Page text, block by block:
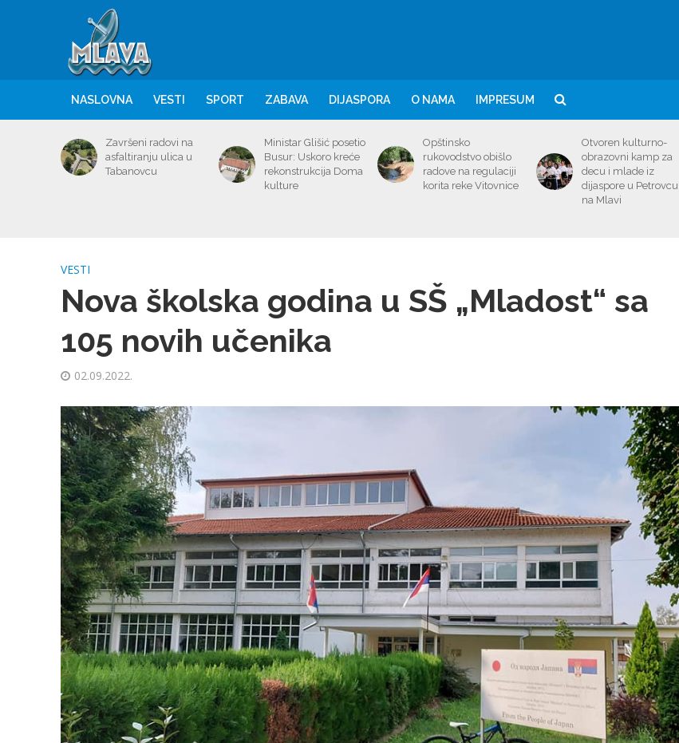
NASLOVNA VESTI SPORT ZABAVA DIJASPORA O NAMA IMPRESUM
Završeni radovi na
asfaltiranju ulica u
Tabanovcu
Ministar Glišić posetio
Busur: Uskoro kreće
rekonstrukcija Doma
kulture
Opštinsko
rukovodstvo obišlo
radove na regulaciji
korita reke Vitovnice
Otvoren kulturno-
obrazovni kamp za
decu i mlade iz
dijaspore u Petrovcu
na Mlavi
VESTI
Nova školska godina u SŠ „Mladost“ sa
105 novih učenika
02.09.2022.